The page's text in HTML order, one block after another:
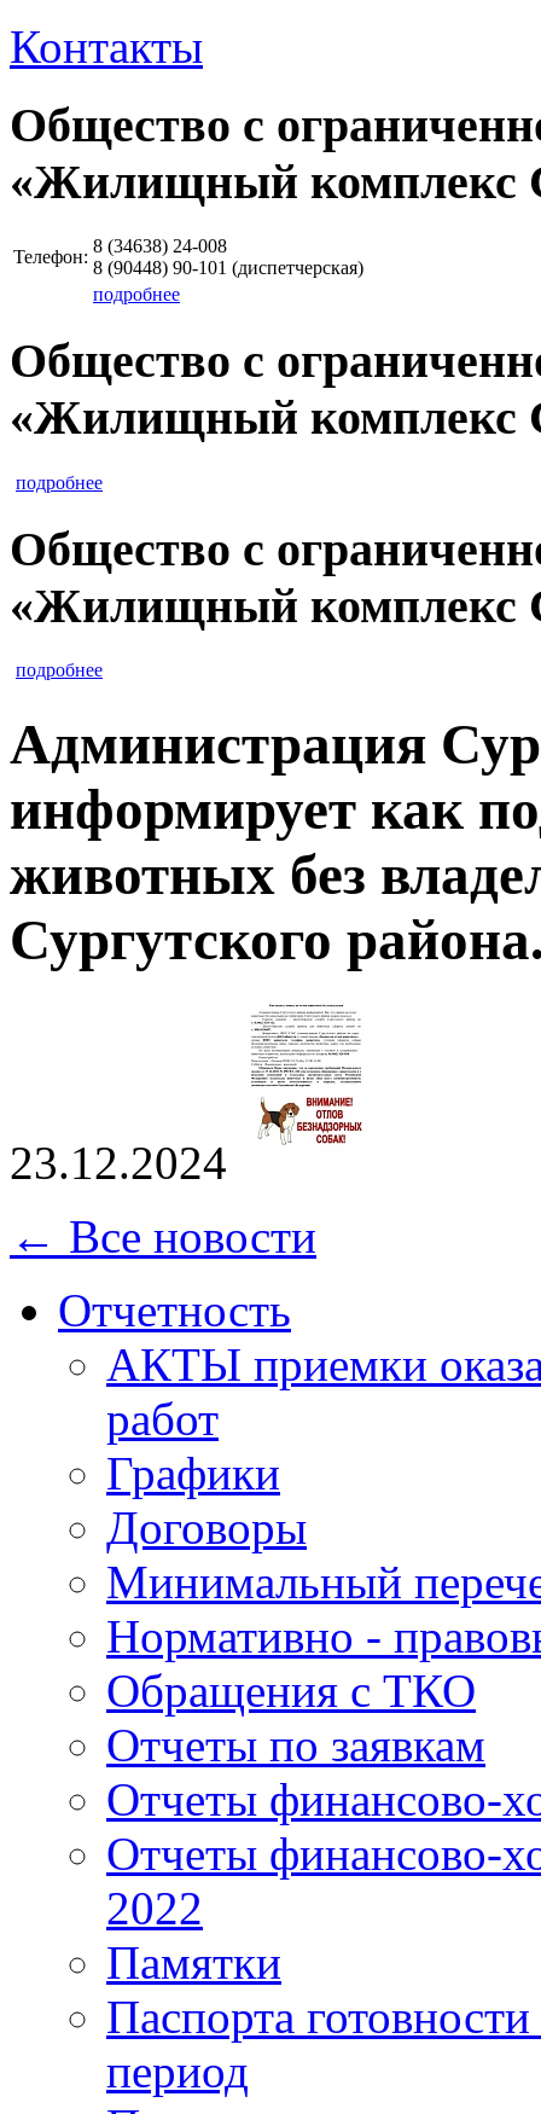
Контакты
Общество с
«Жилищный комплекс
Телефон:
8 (34638) 24-008
8 (90448) 90-101 (диспетчерская)
подробнее
Общество с
«Жилищный комплекс
подробнее
Общество с
«Жилищный комплекс
подробнее
Администрация
информирует как
животных без
Сургутского
23.12.2024
← Все новости
Отчетность
АКТЫ приемки
работ
Графики
Договоры
Минимальный
Нормативно -
Обращения с ТКО
Отчеты по заявкам
Отчеты финансово-
Отчеты финансово-
2022
Памятки
Паспорта
период